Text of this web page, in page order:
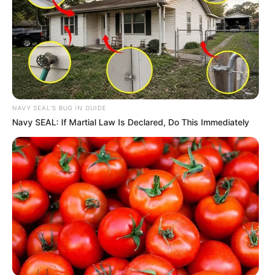
NAVY SEAL'S BUG IN GUIDE
Navy SEAL: If Martial Law Is Declared, Do This Immediately